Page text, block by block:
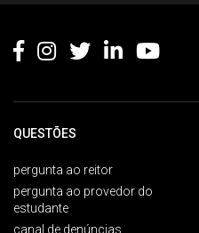
QUESTÕES
pergunta ao reitor
pergunta ao provedor do
estudante
canal de denúncias